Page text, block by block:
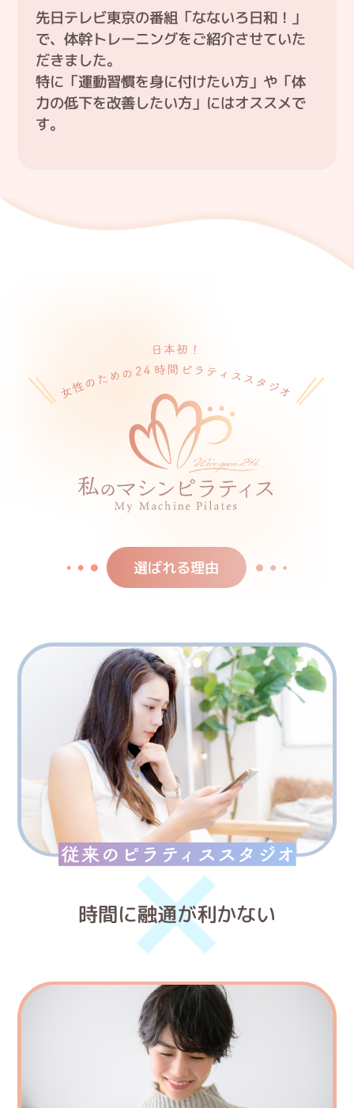
先日テレビ東京の番組「なないろ日和！」
で、体幹トレーニングをご紹介させていた
だきました。
特に「運動習慣を身に付けたい方」や「体
力の低下を改善したい方」にはオススメで
す。
選ばれる理由
時間に融通が利かない